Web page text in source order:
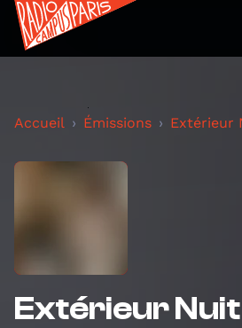
Accueil Émissions Extérieur
Extérieur Nuit